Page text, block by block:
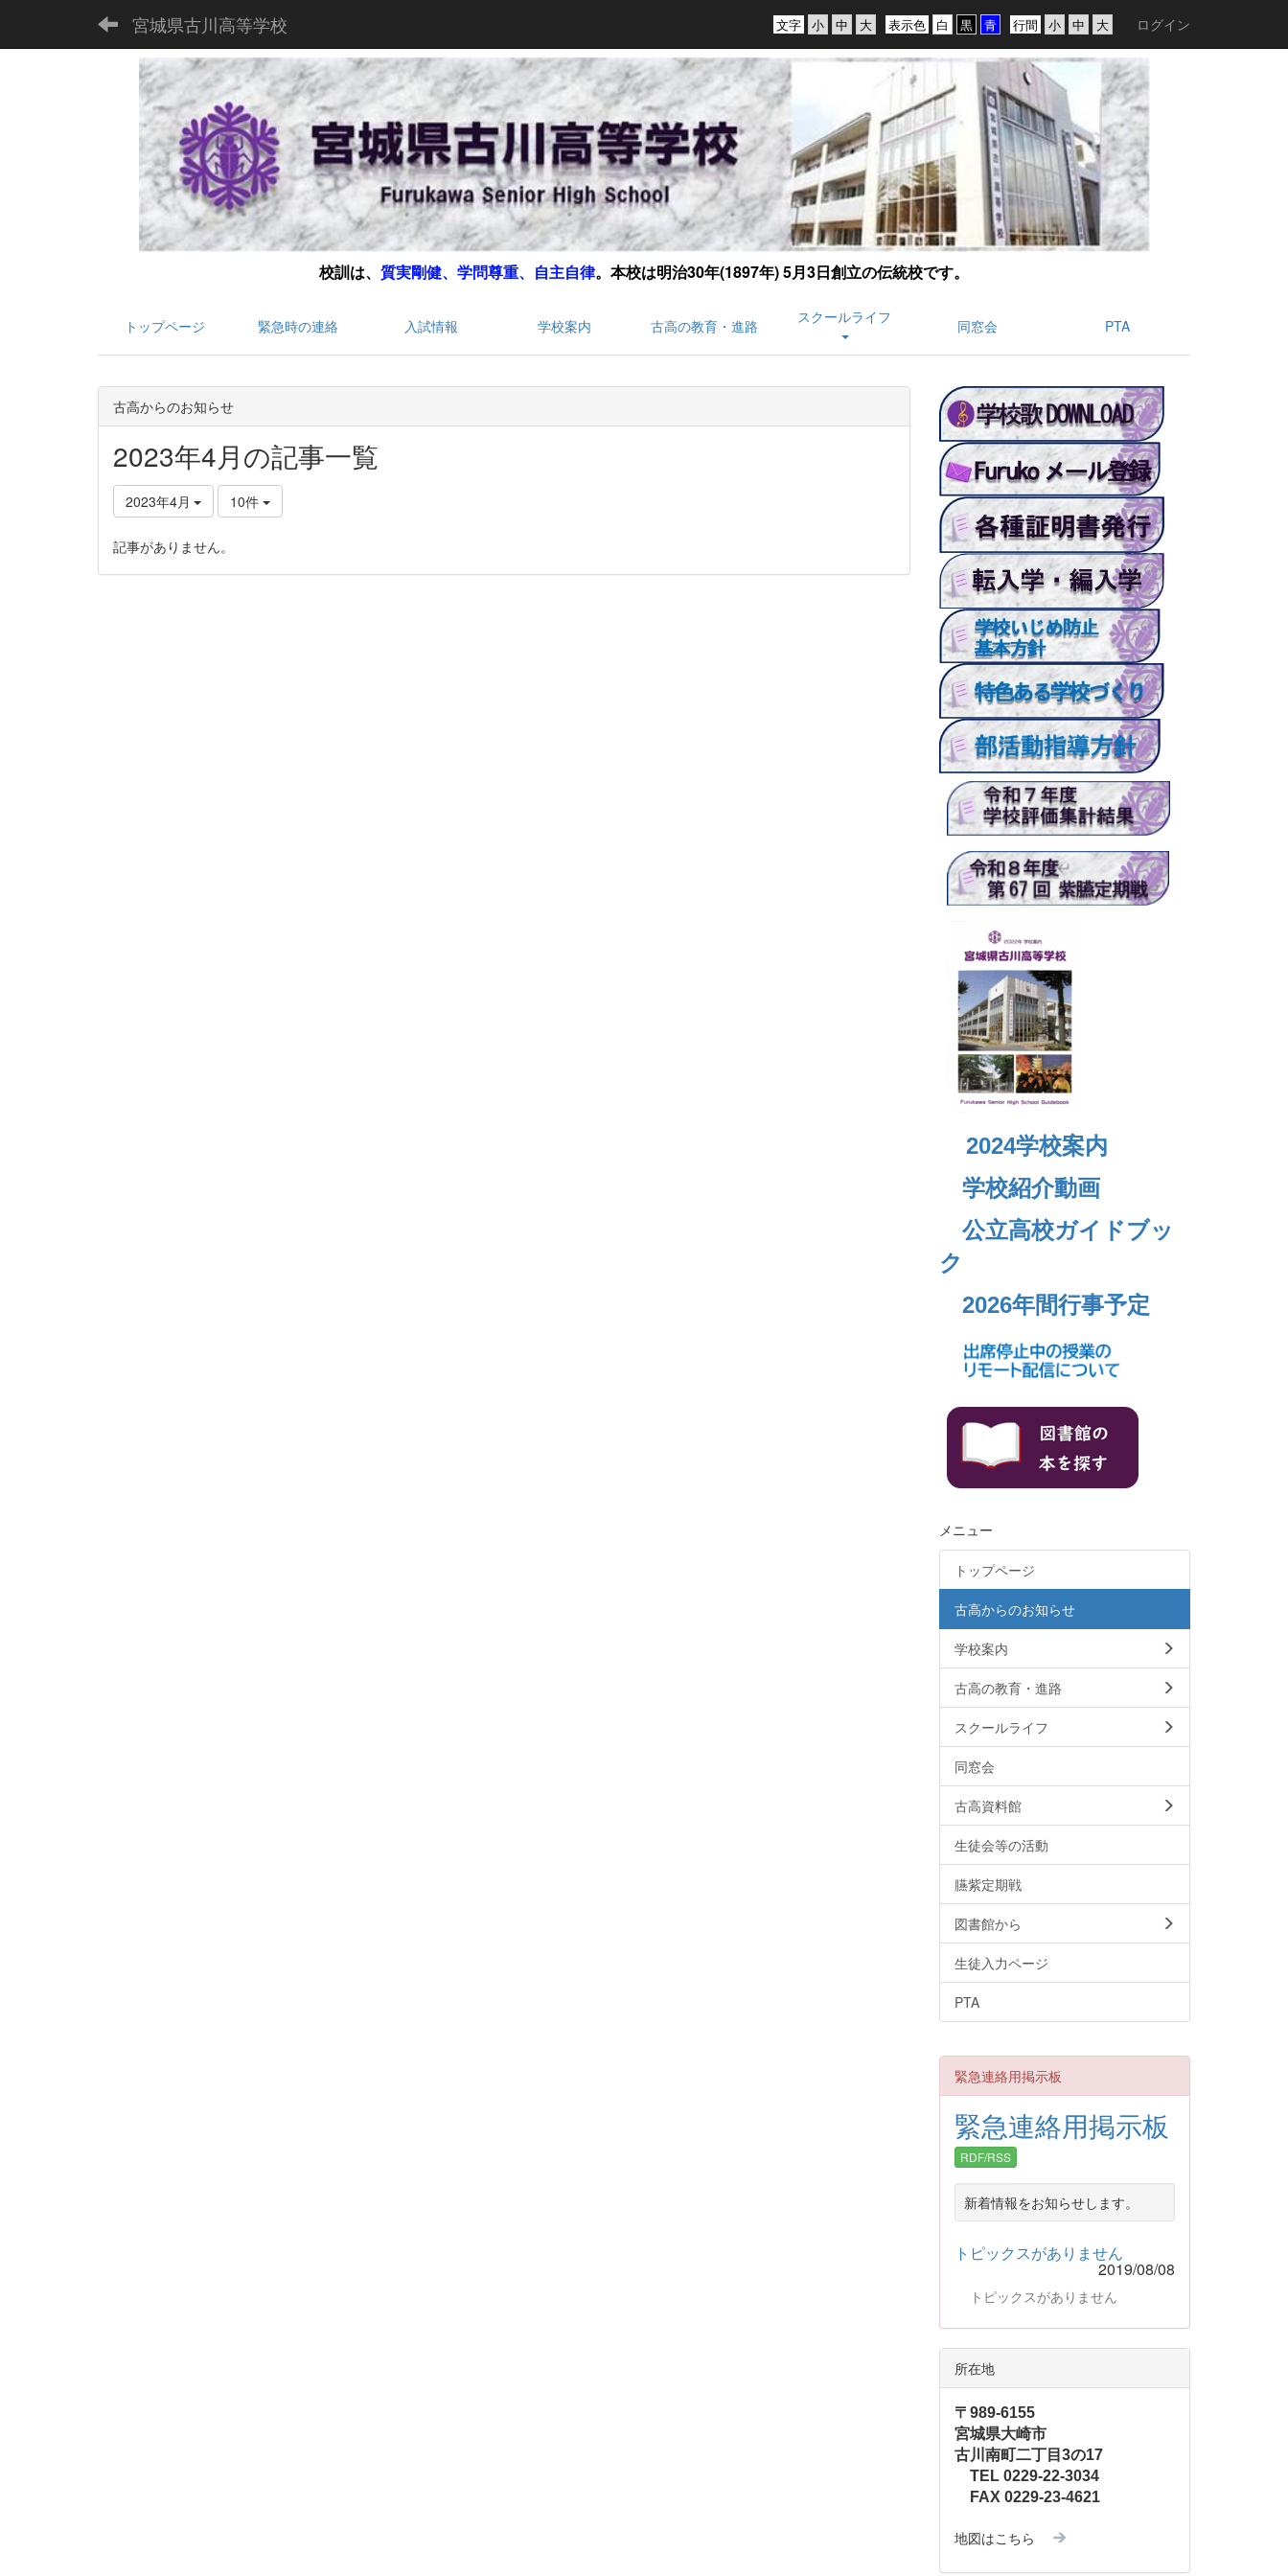
宮城県古川高等学校 行間
表示色
文字 ログイン
校訓は、 質実剛健、学問尊重、自主自律。 本校は明治30年(1897年) 5月3日創立の伝統校です。
トップページ 緊急時の連絡 入試情報 学校案内 古高の教育・進路 スクールライフ 同窓会 PTA
古高からのお知らせ
2023年4月の記事一覧
2023年4月 10件
記事がありません。
2024学校案内
学校紹介動画
公立高校ガイドブッ
ク
2026年間行事予定
メニュー
トップページ
古高からのお知らせ
学校案内
古高の教育・進路
スクールライフ
同窓会
古高資料館
生徒会等の活動
臙紫定期戦
図書館から
生徒入力ページ
PTA
緊急連絡用掲示板
緊急連絡用掲示板
RDF/RSS
新着情報をお知らせします。
トピックスがありません
2019/08/08
トピックスがありません
所在地
〒989-6155
宮城県大崎市
古川南町二丁目3の17
TEL 0229-22-3034
FAX 0229-23-4621
地図はこちら